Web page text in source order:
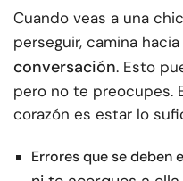
Cuando veas a una
perseguir, camina
conversación. Esto
pero no te preocupes.
corazón es estar lo
Errores que se deben